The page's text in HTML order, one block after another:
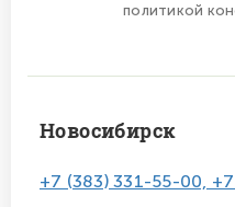
политикой
Новосибирск
+7 (383) 331-55-00,